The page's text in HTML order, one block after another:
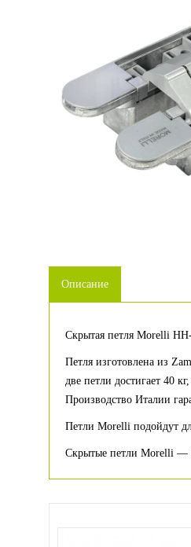
Описание
Скрытая петля Morelli
Петля изготовлена из
две петли достигает 40
Производство Италии
Петли Morelli подойдут
Скрытые петли Morelli —